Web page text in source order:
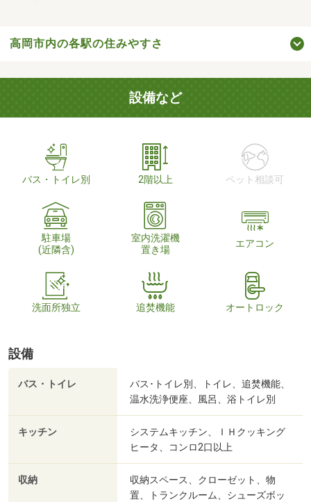
高岡市内の各駅の住みやすさ
設備など
バス・トイレ別 2階以上 ペット相談可
駐車場
(近隣含)
室内洗濯機
置き場
エアコン
洗面所独立 追焚機能 オートロック
設備
バス・トイレ
バス･トイレ別、トイレ、追焚機能、
温水洗浄便座、風呂、浴トイレ別
キッチン
システムキッチン、ＩＨクッキング
ヒータ、コンロ2口以上
収納
収納スペース、クローゼット、物
置、トランクルーム、シューズボッ